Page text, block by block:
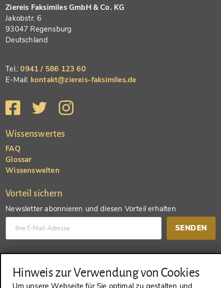
Ziereis Faksimiles GmbH & Co. KG
Jakobstr. 6
93047 Regensburg
Deutschland
Tel.:0941 / 586 123 60
E-Mail: kontakt@ziereis-faksimiles.de
Wissenswertes
FAQ
Glossar
Wissenswelten
Vorteil sichern
Newsletter abonnieren und diesen Vorteil erhalten
SENDEN
SENDEN
Hinweis zur Verwendung von Cookies